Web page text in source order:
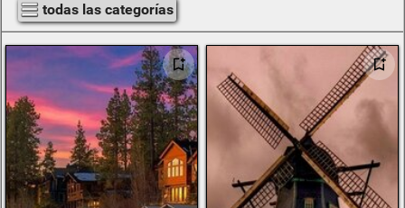
todas las categorías